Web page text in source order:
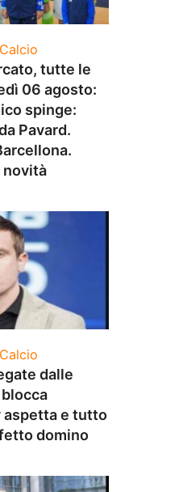
Categorie
Calcio
tutte le
06 agosto:
spinge:
Pavard.
novità
Categorie
Calcio
dalle
aspetta e tutto
domino